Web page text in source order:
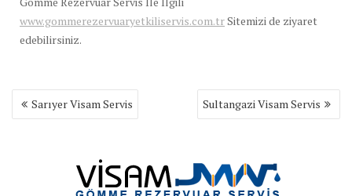
www.gommerezervuaryetkiliservis.com.trSitemizi de ziyaret
edebilirsiniz.
Yazı
gezinmesi
Sarıyer Visam Servis Sultangazi Visam Servis